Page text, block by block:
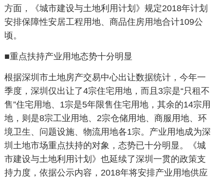
方面，《城市建设与土地利用计划》规定2018年计划
安排保障性安居工程用地、商品住房用地合计109公
顷。
■重点扶持产业用地态势十分明显
根据深圳市土地房产交易中心出让数据统计，今年一
季度，深圳仅出让了4宗住宅用地，而且 3宗是“只租不
售”住宅用地、 1宗是5年限售住宅用地，其余的14宗用
地，则是8宗工业用地、 2宗仓储用地、商服用地、环
境卫生、问题设施、物流用地各1宗。产业用地成为深
圳土地市场重点扶持的对象，态势已十分明显。《城
市建设与土地利用计划》也延续了深圳一贯的政策支
持力度，依据公示内容， 2018年将安排产业用地供应